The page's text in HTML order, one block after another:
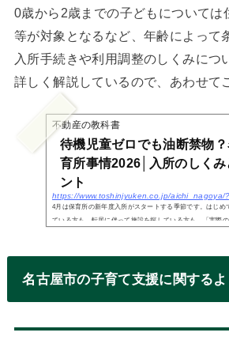
0歳から2歳までの子どもについては
等が対象となるなど、年齢によって
入所手続きや利用調整のしくみにつ
詳しく解説しているので、あわせて
不動産の教科書
待機児童ゼロでも油断禁物
育所事情2026│入所のしくみ
ント
https://www.toshinjyuken.co.jp/aichi_nagoya/
4月は保育所の新年度入所がスタートする季節です。はじめ
ている方も、転居に伴って施設を探している方も、「実際
名古屋市の子育て支援に関する